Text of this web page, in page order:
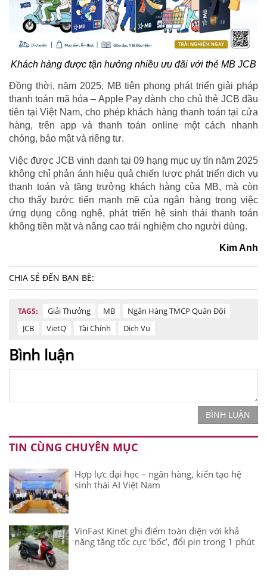
Khách hàng được tận hưởng nhiều ưu đãi với thẻ MB JCB
Đồng thời, năm 2025, MB tiên phong phát triển giải pháp
thanh toán mã hóa – Apple Pay dành cho chủ thẻ JCB đầu
tiên tại Việt Nam, cho phép khách hàng thanh toán tại cửa
hàng, trên app và thanh toán online một cách nhanh
chóng, bảo mật và riêng tư.
Việc được JCB vinh danh tại 09 hạng mục uy tín năm 2025
không chỉ phản ánh hiệu quả chiến lược phát triển dịch vụ
thanh toán và tăng trưởng khách hàng của MB, mà còn
cho thấy bước tiến mạnh mẽ của ngân hàng trong việc
ứng dụng công nghệ, phát triển hệ sinh thái thanh toán
không tiền mặt và nâng cao trải nghiệm cho người dùng.
Kim Anh
CHIA SẺ ĐẾN BẠN BÈ:
TAGS: Giải Thưởng MB
Ngân Hàng TMCP Quân Đội
JCB
VietQ Tài Chính Dịch Vụ
Bình luận
BÌNH LUẬN
TIN CÙNG CHUYÊN MỤC
Hợp lực đại học – ngân hàng, kiến tạo hệ
sinh thái AI Việt Nam
VinFast Kinet ghi điểm toàn diện với khả
năng tăng tốc cực ‘bốc’, đổi pin trong 1 phút